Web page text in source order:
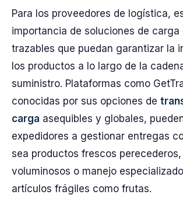
Para los proveedores de logística,
importancia de soluciones de carga
trazables que puedan garantizar la
los productos a lo largo de la
suministro. Plataformas como
conocidas por sus opciones de
carga asequibles y globales,
expedidores a gestionar entregas
sea productos frescos
voluminosos o manejo
artículos frágiles como frutas.